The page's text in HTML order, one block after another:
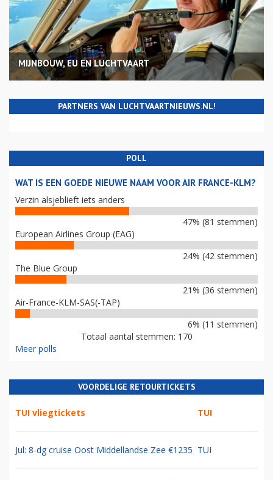
MIJNBOUW, EU EN LUCHTVAART
PARTNERS VAN LUCHTVAARTNIEUWS.NL!
POLL
WAT IS EEN GOEDE NIEUWE NAAM VOOR AIR FRANCE-KLM?
Verzin alsjeblieft iets anders
47% (81 stemmen)
European Airlines Group (EAG)
24% (42 stemmen)
The Blue Group
21% (36 stemmen)
Air-France-KLM-SAS(-TAP)
6% (11 stemmen)
Totaal aantal stemmen: 170
Meer polls
VOORDELIGE RETOURTICKETS
TUI vliegtickets TUI
Jul: 8-dg cruise Oost Middellandse Zee €1235 TUI